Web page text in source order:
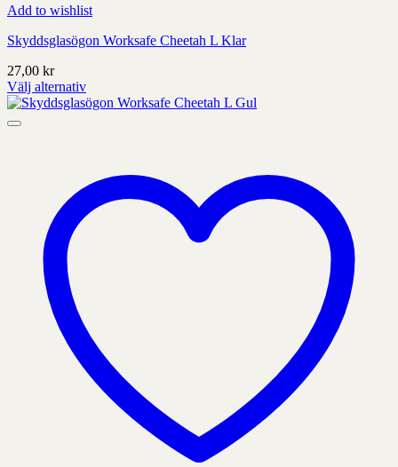
Add to wishlist
Skyddsglasögon Worksafe Cheetah L Klar
27,00 kr
Välj alternativ
Denna
produkt
produktens